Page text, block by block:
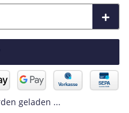
geladen ...